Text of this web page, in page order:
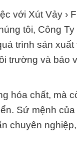
với Xút Vảy ›
tôi, Công
trình sản
trường và
hóa chất, mà
Sứ mệnh
chuyên